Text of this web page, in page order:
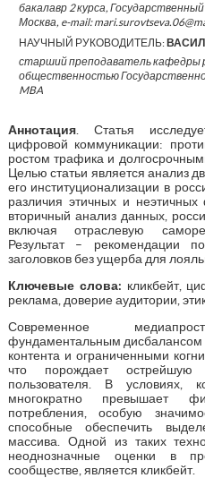
бакалавр 2 курса,
Москва, e-mail:
НАУЧНЫЙ РУКОВОДИТЕЛЬ:
старший преподаватель кафедры
общественностью
MBA
Аннотация. Статья
цифровой коммуникации:
ростом трафика и
Целью статьи является анализ
его институционализации в
различия этичных и
вторичный анализ данных,
включая отраслевую
Результат – рекомендации
заголовков без ущерба для
Ключевые слова: кликбейт,
реклама, доверие аудитории,
Современное
фундаментальным
контента и ограниченными
что порождает
пользователя. В условиях,
многократно превышает
потребления, особую
способные обеспечить
массива. Одной из таких
неоднозначные оценки в
сообществе, является кликбейт.